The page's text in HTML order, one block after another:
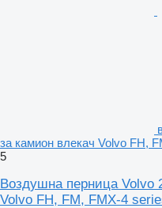
за камион влекач Volvo FH,
5
Воздушна перница Volvo
Volvo FH, FM, FMX-4